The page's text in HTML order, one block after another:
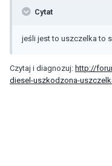
Cytat
jeśli jest to uszczelka to
Czytaj i diagnozuj: http://
diesel-uszkodzona-